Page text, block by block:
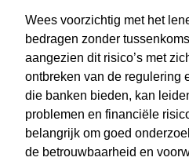
Wees voorzichtig met het
bedragen zonder
aangezien dit risico’s met
ontbreken van de regulering
die banken bieden, kan
problemen en financiële
belangrijk om goed
de betrouwbaarheid en